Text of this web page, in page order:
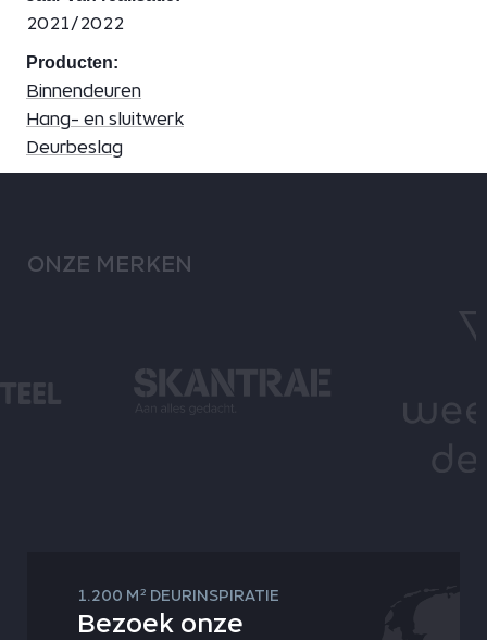
2021/2022
Producten:
Binnendeuren
Hang- en sluitwerk
Deurbeslag
ONZE MERKEN
1.200 M2 DEURINSPIRATIE
Bezoek onze